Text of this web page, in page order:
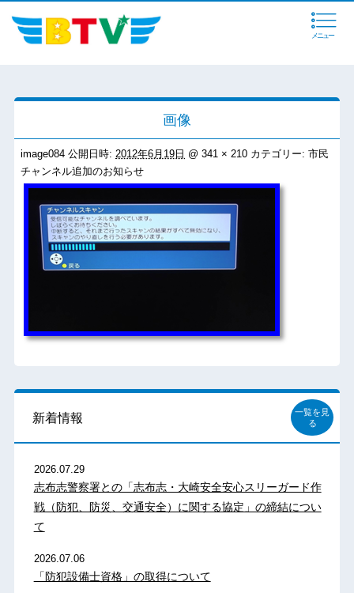
メニュー
画像
image084公開日時: 2012年6月19日 @341 × 210 カテゴリー:市民
チャンネル追加のお知らせ
新着情報
一覧を見
る
2026.07.29
志布志警察署との「志布志・大崎安全安心スリーガード作
戦（防犯、防災、交通安全）に関する協定」の締結につい
て
2026.07.06
「防犯設備士資格」の取得について